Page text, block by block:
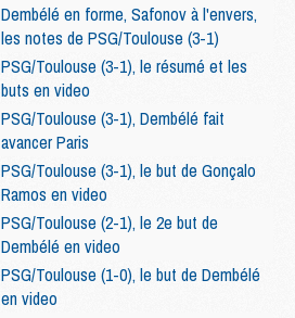
Dembélé en forme, Safonov à l'envers,
les notes de PSG/Toulouse (3-1)
PSG/Toulouse (3-1), le résumé et les
buts en video
PSG/Toulouse (3-1), Dembélé fait
avancer Paris
PSG/Toulouse (3-1), le but de Gonçalo
Ramos en video
PSG/Toulouse (2-1), le 2e but de
Dembélé en video
PSG/Toulouse (1-0), le but de Dembélé
en video